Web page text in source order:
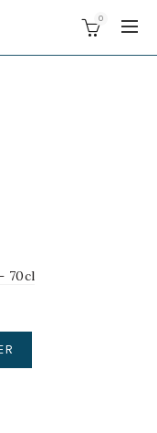
0
70cl